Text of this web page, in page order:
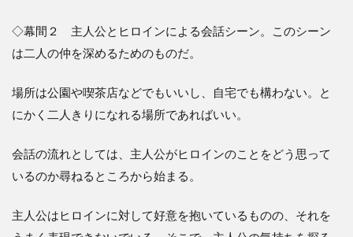
◇幕間２ 主人公とヒロインによる会話シーン。このシーン
は二人の仲を深めるためのものだ。
場所は公園や喫茶店などでもいいし、自宅でも構わない。と
にかく二人きりになれる場所であればいい。
会話の流れとしては、主人公がヒロインのことをどう思って
いるのか尋ねるところから始まる。
主人公はヒロインに対して好意を抱いているものの、それを